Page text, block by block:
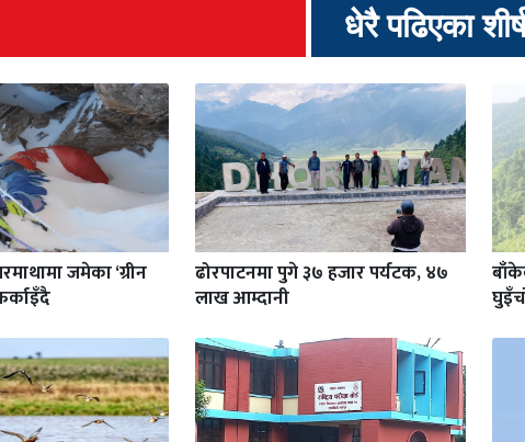
धेरै पढिएका
जमेका ‘ग्रीन
ढोरपाटनमा पुगे ३७ हजार पर्यटक, ४७
लाख आम्दानी